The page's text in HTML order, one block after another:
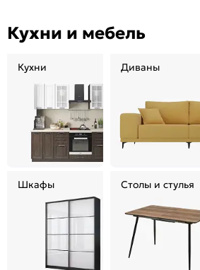
Кухни и мебель
Кухни Диваны
Шкафы Столы и стулья